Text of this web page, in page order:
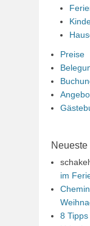
Preise
im
8